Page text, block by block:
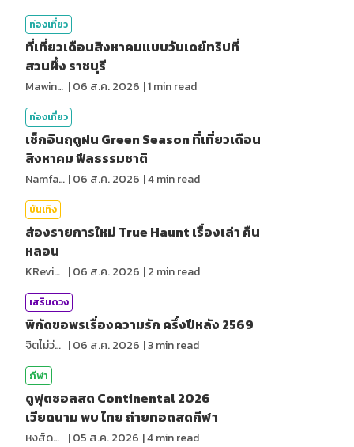
ท่องเที่ยว
ที่เที่ยวเดือนสิงหาคมแบบวันเดย์ทริปที่
สวนผึ้ง ราชบุรี
MawinMatravel |06 ส.ค. 2026 |1min read
ท่องเที่ยว
เช็กอินฤดูฝน Green Season ที่เที่ยวเดือน
สิงหาคม ฟีลธรรมชาติ
NamfahPhupha |06 ส.ค. 2026 |4min read
บันเทิง
ส่องรายการใหม่ True Haunt เรื่องเล่า คืน
หลอน
KReview |06 ส.ค. 2026 |2 min read
เสริมดวง
พิกัดขอพรเรื่องความรัก ครึ่งปีหลัง 2569
จิตไม่ว่าง |06 ส.ค. 2026 |3min read
กีฬา
ดูฟุตซอลสด Continental 2026
เวียดนาม พบ ไทย ถ่ายทอดสดกีฬา
หงส์ดรุณ |05 ส.ค. 2026 |4min read